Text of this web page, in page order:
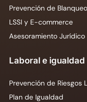
Prevención de
LSSI y E-commerce
Asesoramiento Jurídico
Laboral e igualdad
Prevención de Riesgos
Plan de Igualdad